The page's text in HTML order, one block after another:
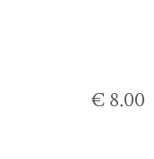
€ 8.00